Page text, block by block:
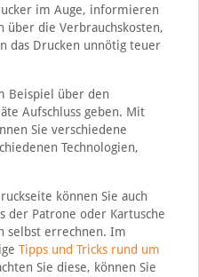
im Auge, informieren
über die Verbrauchskosten,
das Drucken unnötig teuer
Beispiel über den
Aufschluss geben. Mit
Sie verschiedene
Technologien,
können Sie auch
der Patrone oder Kartusche
selbst errechnen. Im
Tipps und Tricks rund um
Sie diese, können Sie